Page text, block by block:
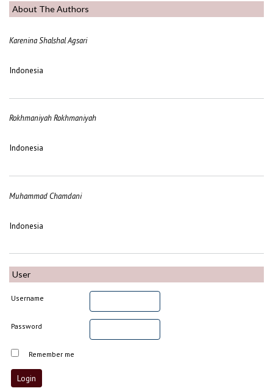
About The Authors
Karenina Shalshal Agsari
Indonesia
Rokhmaniyah Rokhmaniyah
Indonesia
Muhammad Chamdani
Indonesia
User
Username
Password
Remember me